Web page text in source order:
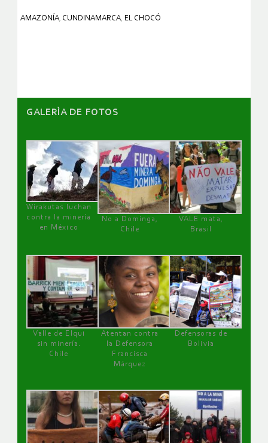
AMAZONÍA, CUNDINAMARCA, EL CHOCÓ
GALERÌA DE FOTOS
Wirakutas luchan
contra la minería
en México
No a Dominga,
Chile
VALE mata,
Brasil
Valle de Elqui
sin minería.
Chile
Atentan contra
la Defensora
Francisca
Márquez
Defensoras de
Bolivia